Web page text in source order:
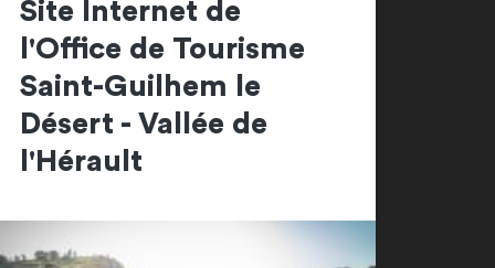
Site Internet de
l'Office de Tourisme
Saint-Guilhem le
Désert - Vallée de
l'Hérault